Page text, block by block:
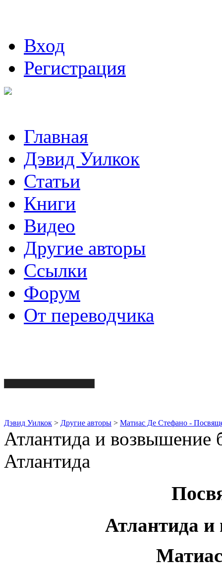
Вход
Регистрация
Главная
Дэвид Уилкок
Статьи
Книги
Видео
Другие авторы
Ссылки
Форум
От переводчика
Дэвид Уилкок > Другие авторы > Матиас Де Стефано -
Атлантида и возвышение
Атлантида
Атлантида и